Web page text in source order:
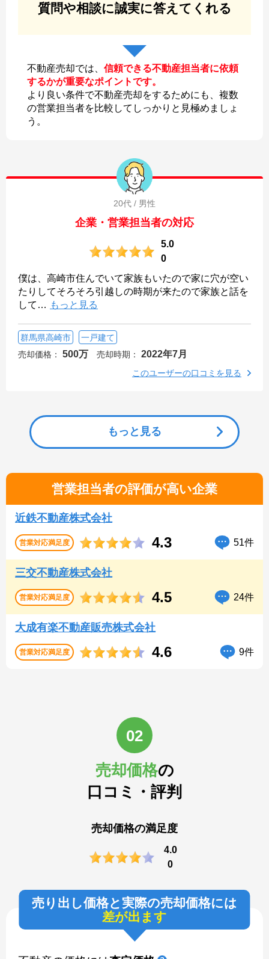
質問や相談に誠実に答えてくれる
不動産売却では、 信頼できる不動産担当者に依頼
するかが重要なポイントです。
より良い条件で不動産売却をするためにも、複数
の営業担当者を比較してしっかりと見極めましょ
う。
20代 / 男性
企業・営業担当者の対応
5.0
0
僕は、高崎市住んでいて家族もいたので家に穴が空い
たりしてそろそろ引越しの時期が来たので家族と話を
して … もっと見る
群馬県高崎市
一戸建て
売却価格：
500万 売却時期： 2022年7月
このユーザーの口コミを見る
もっと見る
営業担当者の評価が高い企業
近鉄不動産株式会社
営業対応満足度 4.3 51件
三交不動産株式会社
営業対応満足度 4.5 24件
大成有楽不動産販売株式会社
営業対応満足度 4.6 9件
02
売却価格の
口コミ・評判
売却価格の満足度
4.0
0
売り出し価格と実際の売却価格には
差が出ます